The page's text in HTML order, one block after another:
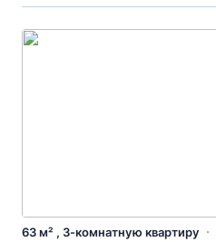
63 м² , 3-комнатную квартиру